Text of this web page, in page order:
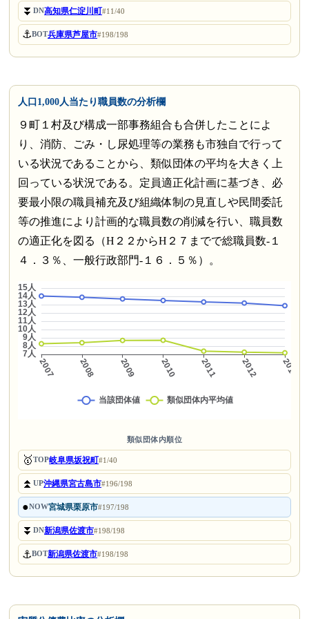
⏬DN高知県仁淀川町#11/40
⚓BOT兵庫県芦屋市#198/198
人口1,000人当たり職員数の分析欄
９町１村及び構成一部事務組合も合併したことによ
り、消防、ごみ・し尿処理等の業務も市独自で行って
いる状況であることから、類似団体の平均を大きく上
回っている状況である。定員適正化計画に基づき、必
要最小限の職員補充及び組織体制の見直しや民間委託
等の推進により計画的な職員数の削減を行い、職員数
の適正化を図る（H２２からH２７までで総職員数-１
４．３％、一般行政部門-１６．５％）。
類似団体内順位
🥇TOP岐阜県坂祝町#1/40
⏫UP沖縄県宮古島市#196/198
●NOW宮城県栗原市#197/198
⏬DN新潟県佐渡市#198/198
⚓BOT新潟県佐渡市#198/198